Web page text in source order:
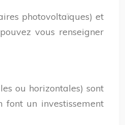
photovoltaïques) et
vous renseigner
ou horizontales) sont
font un investissement